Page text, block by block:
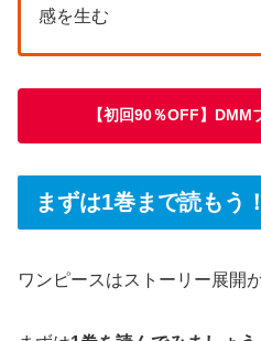
感を生む
【初回90％OFF】
まずは1巻まで読もう！
ワンピースはストーリー展開